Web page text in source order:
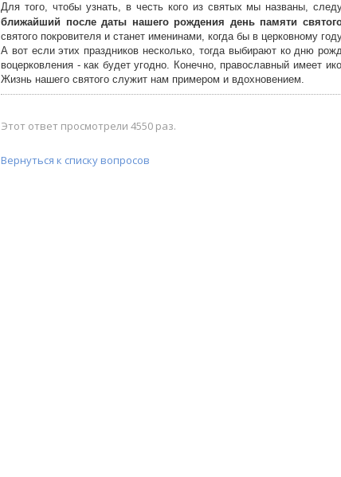
Для того, чтобы узнать, в честь кого из святых мы названы,
ближайший после даты нашего рождения день памяти
святого покровителя и станет именинами, когда бы в церковному
А вот если этих праздников несколько, тогда выбирают ко дню
воцерковления - как будет угодно. Конечно, православный имеет
Жизнь нашего святого служит нам примером и вдохновением.
Этот ответ просмотрели 4550 раз.
Вернуться к списку вопросов